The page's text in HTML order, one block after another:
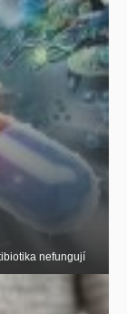
nefungují